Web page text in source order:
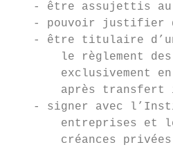
- être assujettis
- pouvoir justifier
- être titulaire
le règlement
exclusivement
après transfert
- signer avec
entreprises et
créances